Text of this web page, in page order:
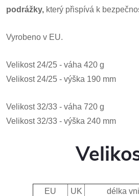
podrážky, který přispívá k
Vyrobeno v EU.
Velikost24/25 - váha 420 g
Velikost24/25 - výška 190 mm
Velikost32/33 - váha 720 g
Velikost32/33 - výška 240 mm
EU UK délka